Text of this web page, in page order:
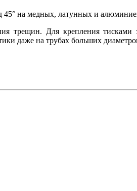
на медных, латунных и
трещин. Для крепления
даже на трубах больших